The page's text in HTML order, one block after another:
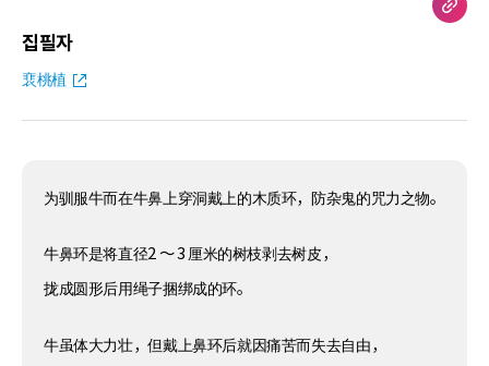
집필자
裵桃植
为驯服牛而在牛鼻上穿洞戴上的木质环，防杂鬼的咒力之物。
牛鼻环是将直径2 ～ 3 厘米的树枝剥去树皮，
拢成圆形后用绳子捆绑成的环。
牛虽体大力壮，但戴上鼻环后就因痛苦而失去自由，